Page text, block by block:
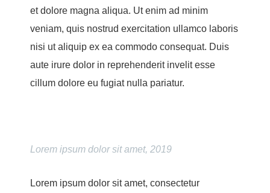
et dolore magna aliqua. Ut enim ad minim
veniam, quis nostrud exercitation ullamco laboris
nisi ut aliquip ex ea commodo consequat. Duis
aute irure dolor in reprehenderit invelit esse
cillum dolore eu fugiat nulla pariatur.
Lorem ipsum dolor sit amet, 2019
Lorem ipsum dolor sit amet, consectetur